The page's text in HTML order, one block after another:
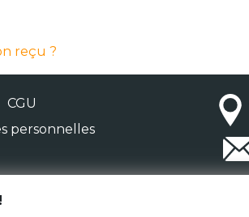
reçu ?
CGU
personnelles
Zébrée 2026